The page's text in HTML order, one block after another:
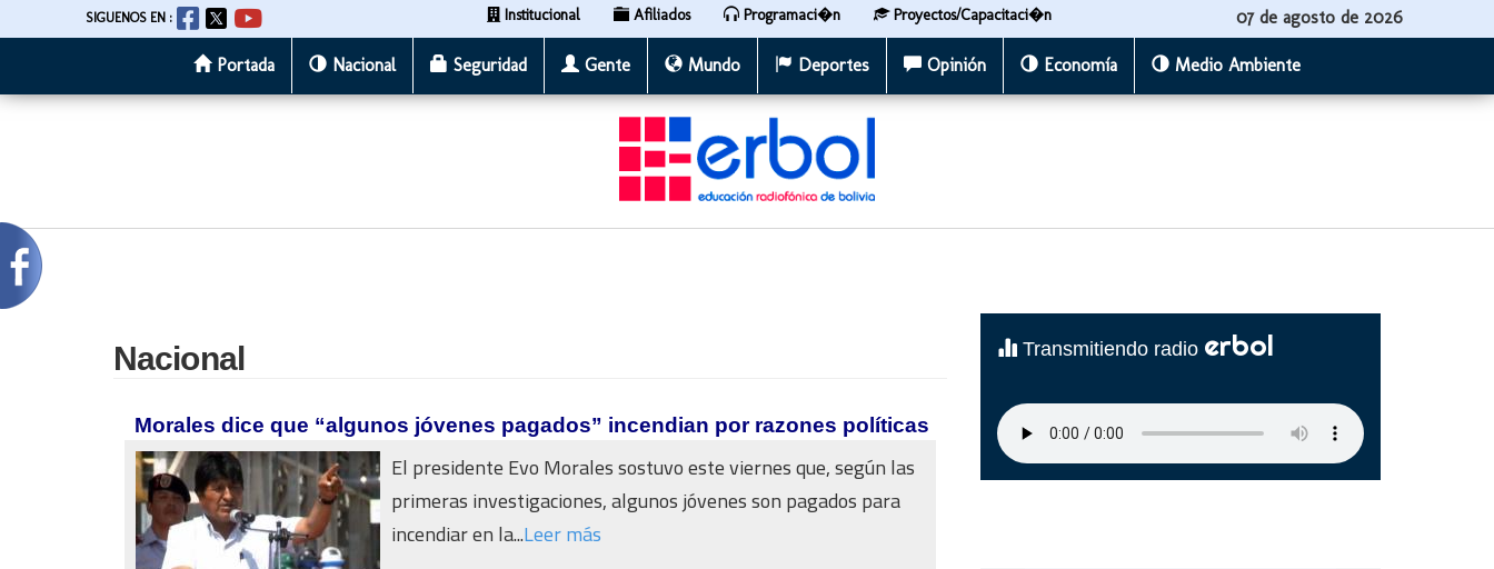
al
SIGUENOS EN : Institucional Afiliados Programaci�n Proyectos/Capacitaci�n 07 de agosto de 2026
Portada Nacional Seguridad Gente Mundo Deportes Opinión Economía Medio Ambiente
Nacional
Morales dice que “algunos jóvenes pagados” incendian por razones políticas
El presidente Evo Morales sostuvo este viernes que, según las
primeras investigaciones, algunos jóvenes son pagados para
incendiar en la...Leer más
Transmitiendo radio erbol